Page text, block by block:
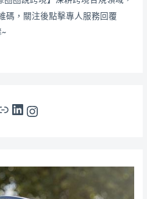
碼，關注後點擊專人服務回覆